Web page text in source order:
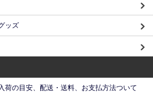
ッズ
荷の目安、配送・送料、お支払方法ついて